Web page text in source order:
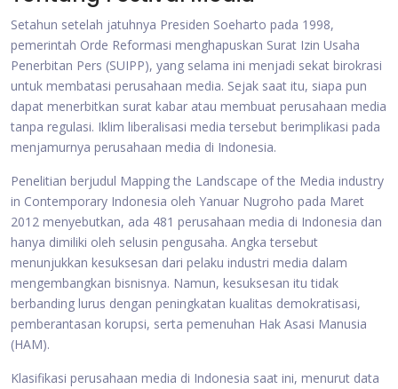
Setahun setelah jatuhnya Presiden Soeharto pada 1998,
pemerintah Orde Reformasi menghapuskan Surat Izin Usaha
Penerbitan Pers (SUIPP), yang selama ini menjadi sekat birokrasi
untuk membatasi perusahaan media. Sejak saat itu, siapa pun
dapat menerbitkan surat kabar atau membuat perusahaan media
tanpa regulasi. Iklim liberalisasi media tersebut berimplikasi pada
menjamurnya perusahaan media di Indonesia.
Penelitian berjudul Mapping the Landscape of the Media industry
in Contemporary Indonesia oleh Yanuar Nugroho pada Maret
2012 menyebutkan, ada 481 perusahaan media di Indonesia dan
hanya dimiliki oleh selusin pengusaha. Angka tersebut
menunjukkan kesuksesan dari pelaku industri media dalam
mengembangkan bisnisnya. Namun, kesuksesan itu tidak
berbanding lurus dengan peningkatan kualitas demokratisasi,
pemberantasan korupsi, serta pemenuhan Hak Asasi Manusia
(HAM).
Klasifikasi perusahaan media di Indonesia saat ini, menurut data